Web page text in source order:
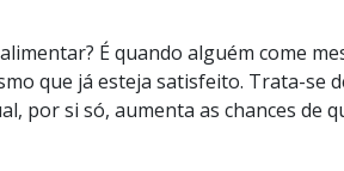
É quando alguém come
que já esteja satisfeito. Trata-se
por si só, aumenta as chances de